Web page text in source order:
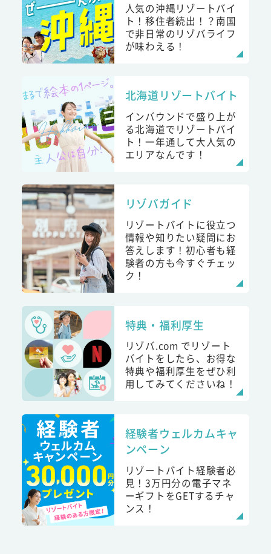
人気の沖縄リゾートバイ
ト！移住者続出！？南国
で非日常のリゾバライフ
が味わえる！
北海道リゾートバイト
インバウンドで盛り上が
る北海道でリゾートバイ
ト！一年通して大人気の
エリアなんです！
リゾバガイド
リゾートバイトに役立つ
情報や知りたい疑問にお
答えします！初心者も経
験者の方も今すぐチェッ
ク！
特典・福利厚生
リゾバ.com でリゾート
バイトをしたら、お得な
特典や福利厚生をぜひ利
用してみてくださいね！
経験者ウェルカムキャ
ンペーン
リゾートバイト経験者必
見！3万円分の電子マネ
ーギフトをGETするチャ
ンス！